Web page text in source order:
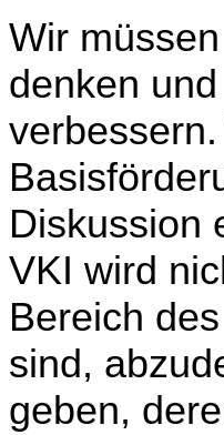
Wir
denken
Diskussion
VKI wird
Bereich
sind,
geben,